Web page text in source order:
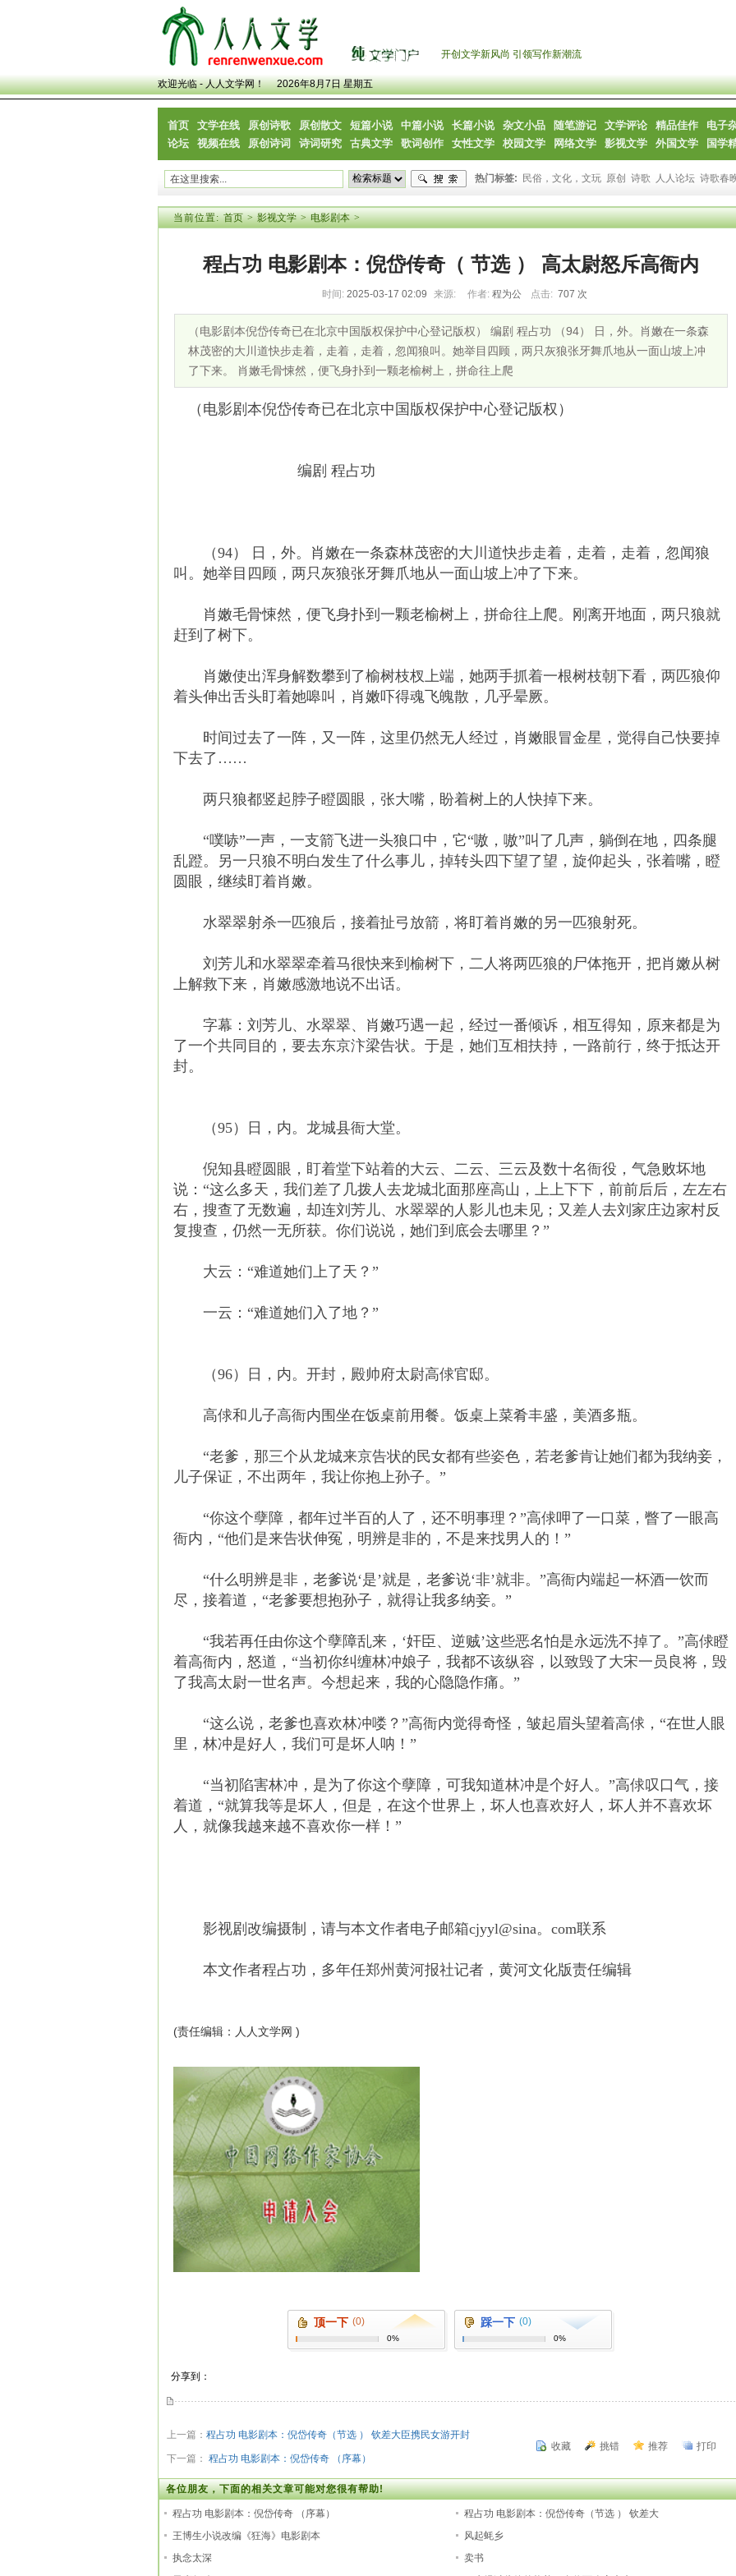
开创文学新风尚 引领写作新潮流
欢迎光临 - 人人文学网！ 2026年8月7日 星期五
首页 文学在线 原创诗歌 原创散文 短篇小说 中篇小说 长篇小说 杂文小品 随笔游记 文学评论 精品佳作
电子
论坛
视频在线 原创诗词 诗词研究 古典文学 歌词创作 女性文学 校园文学 网络文学 影视文学 外国文学 国学
热门标签: 民俗，文化，文玩 原创 诗歌 人人论坛 诗歌春
当前位置: 首页>影视文学>电影剧本>
程占功 电影剧本：倪岱传奇（ 节选 ） 高太尉怒斥高衙内
时间: 2025-03-17 02:09 来源: 作者: 程为公 点击: 707 次
（电影剧本倪岱传奇已在北京中国版权保护中心登记版权） 编剧 程占功 （94） 日，外。肖嫩在一条森
林茂密的大川道快步走着，走着，走着，忽闻狼叫。她举目四顾，两只灰狼张牙舞爪地从一面山坡上冲
了下来。 肖嫩毛骨悚然，便飞身扑到一颗老榆树上，拼命往上爬
（电影剧本倪岱传奇已在北京中国版权保护中心登记版权）
编剧 程占功
（94） 日，外。肖嫩在一条森林茂密的大川道快步走着，走着，走着，忽闻狼
叫。她举目四顾，两只灰狼张牙舞爪地从一面山坡上冲了下来。
肖嫩毛骨悚然，便飞身扑到一颗老榆树上，拼命往上爬。刚离开地面，两只狼就
赶到了树下。
肖嫩使出浑身解数攀到了榆树枝杈上端，她两手抓着一根树枝朝下看，两匹狼仰
着头伸出舌头盯着她嗥叫，肖嫩吓得魂飞魄散，几乎晕厥。
时间过去了一阵，又一阵，这里仍然无人经过，肖嫩眼冒金星，觉得自己快要掉
下去了……
两只狼都竖起脖子瞪圆眼，张大嘴，盼着树上的人快掉下来。
“噗哧”一声，一支箭飞进一头狼口中，它“嗷，嗷”叫了几声，躺倒在地，四条腿
乱蹬。另一只狼不明白发生了什么事儿，掉转头四下望了望，旋仰起头，张着嘴，瞪
圆眼，继续盯着肖嫩。
水翠翠射杀一匹狼后，接着扯弓放箭，将盯着肖嫩的另一匹狼射死。
刘芳儿和水翠翠牵着马很快来到榆树下，二人将两匹狼的尸体拖开，把肖嫩从树
上解救下来，肖嫩感激地说不出话。
字幕：刘芳儿、水翠翠、肖嫩巧遇一起，经过一番倾诉，相互得知，原来都是为
了一个共同目的，要去东京汴梁告状。于是，她们互相扶持，一路前行，终于抵达开
封。
（95）日，内。龙城县衙大堂。
倪知县瞪圆眼，盯着堂下站着的大云、二云、三云及数十名衙役，气急败坏地
说：“这么多天，我们差了几拨人去龙城北面那座高山，上上下下，前前后后，左左右
右，搜查了无数遍，却连刘芳儿、水翠翠的人影儿也未见；又差人去刘家庄边家村反
复搜查，仍然一无所获。你们说说，她们到底会去哪里？”
大云：“难道她们上了天？”
一云：“难道她们入了地？”
（96）日，内。开封，殿帅府太尉高俅官邸。
高俅和儿子高衙内围坐在饭桌前用餐。饭桌上菜肴丰盛，美酒多瓶。
“老爹，那三个从龙城来京告状的民女都有些姿色，若老爹肯让她们都为我纳妾，
儿子保证，不出两年，我让你抱上孙子。”
“你这个孽障，都年过半百的人了，还不明事理？”高俅呷了一口菜，瞥了一眼高
衙内，“他们是来告状伸冤，明辨是非的，不是来找男人的！”
“什么明辨是非，老爹说‘是’就是，老爹说‘非’就非。”高衙内端起一杯酒一饮而
尽，接着道，“老爹要想抱孙子，就得让我多纳妾。”
“我若再任由你这个孽障乱来，‘奸臣、逆贼’这些恶名怕是永远洗不掉了。”高俅瞪
着高衙内，怒道，“当初你纠缠林冲娘子，我都不该纵容，以致毁了大宋一员良将，毁
了我高太尉一世名声。今想起来，我的心隐隐作痛。”
“这么说，老爹也喜欢林冲喽？”高衙内觉得奇怪，皱起眉头望着高俅，“在世人眼
里，林冲是好人，我们可是坏人呐！”
“当初陷害林冲，是为了你这个孽障，可我知道林冲是个好人。”高俅叹口气，接
着道，“就算我等是坏人，但是，在这个世界上，坏人也喜欢好人，坏人并不喜欢坏
人，就像我越来越不喜欢你一样！”
影视剧改编摄制，请与本文作者电子邮箱cjyyl@sina。com联系
本文作者程占功，多年任郑州黄河报社记者，黄河文化版责任编辑
(责任编辑：人人文学网 )
顶一下 (0)
0%
踩一下 (0)
0%
分享到：
上一篇： 程占功 电影剧本：倪岱传奇（节选 ） 钦差大臣携民女游开封
下一篇： 程占功 电影剧本：倪岱传奇 （序幕）
收藏 挑错 推荐 打印
各位朋友，下面的相关文章可能对您很有帮助!
程占功 电影剧本：倪岱传奇 （序幕）
程占功 电影剧本：倪岱传奇（节选 ） 钦差大
王博生小说改编《狂海》电影剧本
风起蚝乡
执念太深
卖书